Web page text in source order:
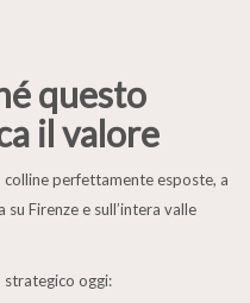
questo
il valore
colline perfettamente esposte, a
Firenze e sull’intera valle
oggi: